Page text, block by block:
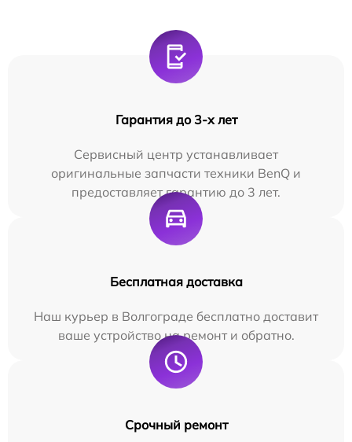
Гарантия до 3-х лет
Сервисный центр устанавливает
оригинальные запчасти техники BenQ и
предоставляет гарантию до 3 лет.
Бесплатная доставка
Наш курьер в Волгограде бесплатно доставит
ваше устройство на ремонт и обратно.
Срочный ремонт